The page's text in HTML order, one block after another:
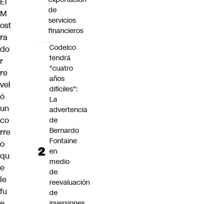
M
ost
ra
do
r
re
vel
ó
un
co
rre
o
qu
e
le
fu
de
servicios
financieros
Codelco
tendrá
"cuatro
años
difíciles":
La
advertencia
de
Bernardo
Fontaine
en
medio
de
reevaluación
de